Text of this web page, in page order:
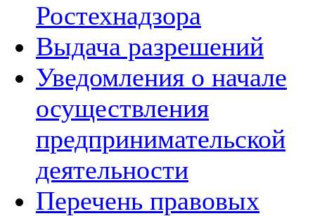
Ростехнадзора
Выдача разрешений
Уведомления о начале
осуществления
предпринимательской
деятельности
Перечень правовых